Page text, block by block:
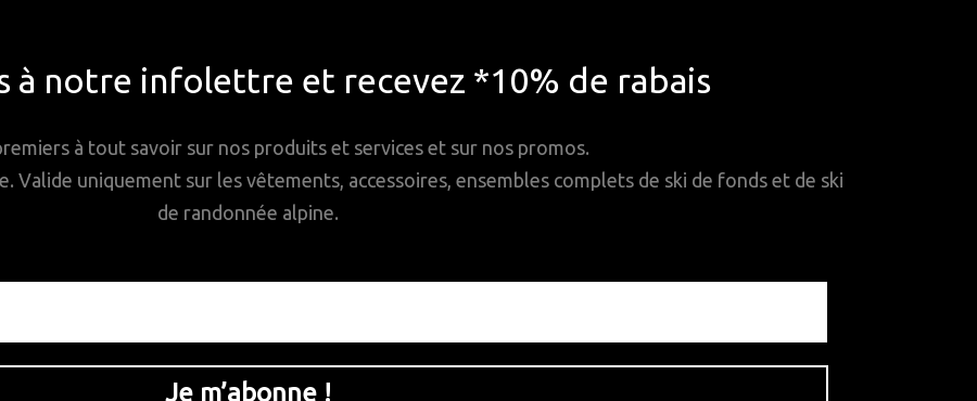
à notre infolettre et recevez *10% de rabais
à tout savoir sur nos produits et services et sur nos promos.
uniquement sur les vêtements, accessoires, ensembles complets de ski de fonds et de ski
de randonnée alpine.